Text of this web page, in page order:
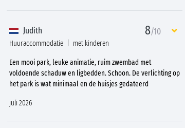
Judith 8/10
Huuraccommodatie met kinderen
Een mooi park, leuke animatie, ruim zwembad met
voldoende schaduw en ligbedden. Schoon. De verlichting op
het park is wat minimaal en de huisjes gedateerd
juli 2026